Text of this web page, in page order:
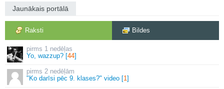
Jaunākais portālā
Raksti Bildes
1 nedēļas
Yo, wazzup? [44]
2 nedēļām
"Ko darīsi pēc 9. klases?" video [1]